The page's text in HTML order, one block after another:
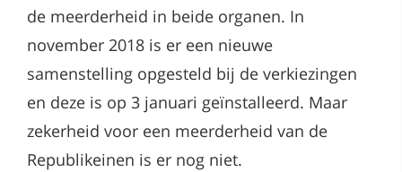
de meerderheid in beide organen. In
november 2018 is er een nieuwe
samenstelling opgesteld bij de verkiezingen
en deze is op 3 januari geïnstalleerd. Maar
zekerheid voor een meerderheid van de
Republikeinen is er nog niet.